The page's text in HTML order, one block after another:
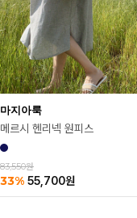
마지아룩
메르시 헨리넥 원피스
83,550원
33% 55,700원